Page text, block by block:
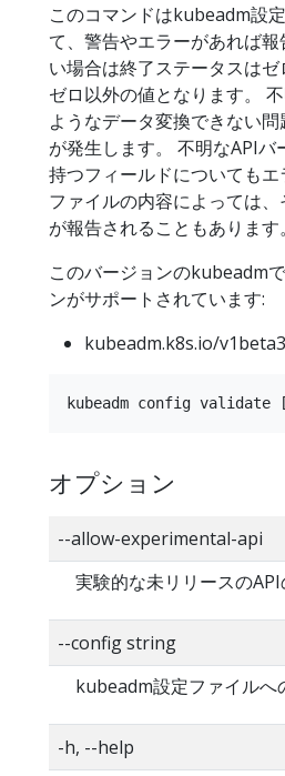
このコマンドはkubeadm設
て、警告やエラーがあれば
い場合は終了ステータスは
ゼロ以外の値となります。
ようなデータ変換できない
が発生します。 不明なAPIバ
持つフィールドについても
ファイルの内容によっては
が報告されることもあります。
このバージョンのkubeadm
ンがサポートされています:
kubeadm.k8s.io/v1beta3
オプション
--allow-experimental-api
実験的な未リリースのAPI
--config string
kubeadm設定ファイルへ
-h, --help